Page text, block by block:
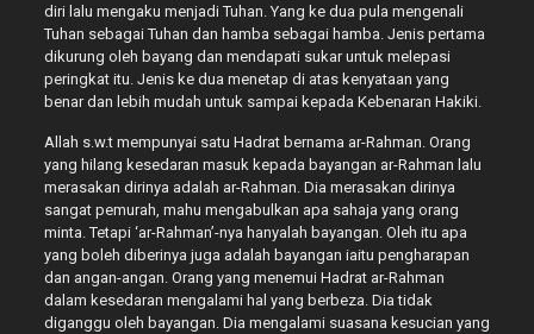
diri lalu mengaku menjadi Tuhan. Yang ke dua pula mengenali
Tuhan sebagai Tuhan dan hamba sebagai hamba. Jenis pertama
dikurung oleh bayang dan mendapati sukar untuk melepasi
peringkat itu. Jenis ke dua menetap di atas kenyataan yang
benar dan lebih mudah untuk sampai kepada Kebenaran Hakiki.
Allah s.w.t mempunyai satu Hadrat bernama ar-Rahman. Orang
yang hilang kesedaran masuk kepada bayangan ar-Rahman lalu
merasakan dirinya adalah ar-Rahman. Dia merasakan dirinya
sangat pemurah, mahu mengabulkan apa sahaja yang orang
minta. Tetapi ‘ar-Rahman’-nya hanyalah bayangan. Oleh itu apa
yang boleh diberinya juga adalah bayangan iaitu pengharapan
dan angan-angan. Orang yang menemui Hadrat ar-Rahman
dalam kesedaran mengalami hal yang berbeza. Dia tidak
diganggu oleh bayangan. Dia mengalami suasana kesucian yang